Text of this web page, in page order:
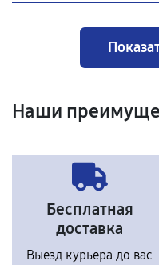
Наши
Бесплатная
доставка
Выезд курьера до вас